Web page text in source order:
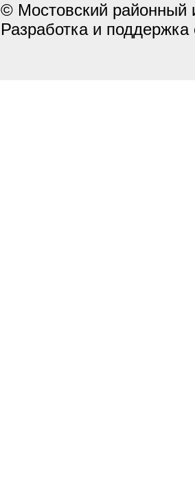
© Мостовский районный
Разработка и поддержка